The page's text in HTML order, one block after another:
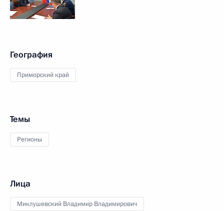
География
Приморский край
Темы
Регионы
Лица
Миклушевский Владимир Владимирович